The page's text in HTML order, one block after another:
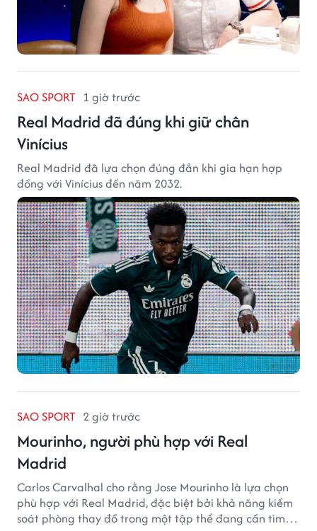
SAO SPORT 1 giờ trước
Real Madrid đã đúng khi giữ chân
Vinícius
Real Madrid đã lựa chọn đúng đắn khi gia hạn hợp
đồng với Vinícius đến năm 2032.
SAO SPORT 2 giờ trước
Mourinho, người phù hợp với Real
Madrid
Carlos Carvalhal cho rằng Jose Mourinho là lựa chọn
phù hợp với Real Madrid, đặc biệt bởi khả năng kiểm
soát phòng thay đồ trong một tập thể đang cần tìm